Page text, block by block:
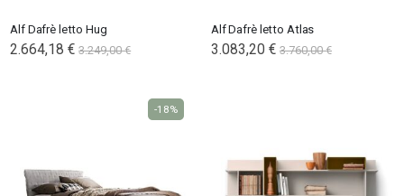
Alf Dafrè letto Hug
2.664,18 € 3.249,00 €
Alf Dafrè letto Atlas
3.083,20 € 3.760,00 €
-18%